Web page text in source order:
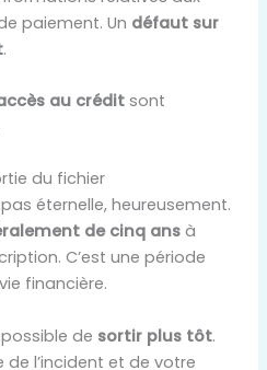
paiement. Un défaut sur
.
au crédit sont
du fichier
pas éternelle, heureusement.
de cinq ansà
C’est une période
financière.
de sortir plus tôt.
l’incident et de votre